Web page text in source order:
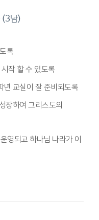
(3남)
록
작 할 수 있도록
년 교실이 잘 준비되도록
장하여 그리스도의
영되고 하나님 나라가 이